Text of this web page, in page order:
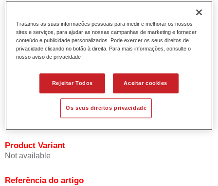
de base bicamada aquosa de alta qualidade. Está baseada
numa tecnologia especial de dispersão de poliuretano para
cores sólidas e de efeitos.
Características do produto
Permite uma aplicação simples e rápida numa operação
de 1.5 demãos.
Oferece boa estabilidade vertical.
Proporciona boa opacidade.
Atinge uma elevada precisão de cor.
Pode ser repintada com Permasolid Vernizes HS.
Product Variant
Not available
Referência do artigo
Tratamos as suas informações pessoais para medir e melhorar os nossos
sites e serviços, para ajudar as nossas campanhas de marketing e fornecer
conteúdo e publicidade personalizados. Pode exercer os seus direitos de
privacidade clicando no botão à direita. Para mais informações, consulte o
nosso aviso de privacidade
Rejeitar Todos Aceitar cookies
Os seus direitos privacidade